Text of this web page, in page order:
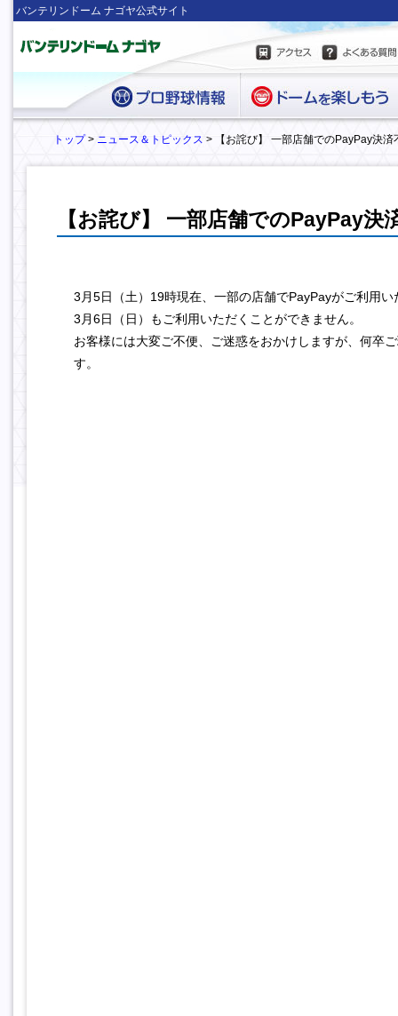
バンテリンドーム ナゴヤ公式サイト
トップ> ニュース＆トピックス > 【お詫び】 一部店舗でのPayPay決済
【お詫び】 一部店舗でのPayPay
3月5日（土）19時現在、一部の店舗でPayPayがご利用
3月6日（日）もご利用いただくことができません。
お客様には大変ご不便、ご迷惑をおかけしますが、何卒
す。